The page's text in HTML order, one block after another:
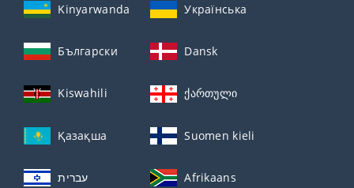
Kinyarwanda Українська
Български Dansk
Kiswahili ქართული
Қазақша Suomen kieli
עברית Afrikaans